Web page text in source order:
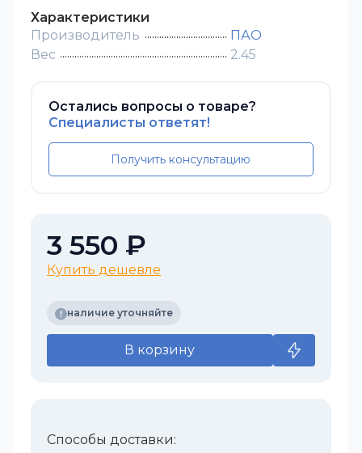
Характеристики
Производитель
ПАО
Вес
2.45
Остались вопросы о товаре?
Специалисты ответят!
Получить консультацию
3 550 ₽
Купить дешевле
наличие уточняйте
В корзину
Способы доставки: